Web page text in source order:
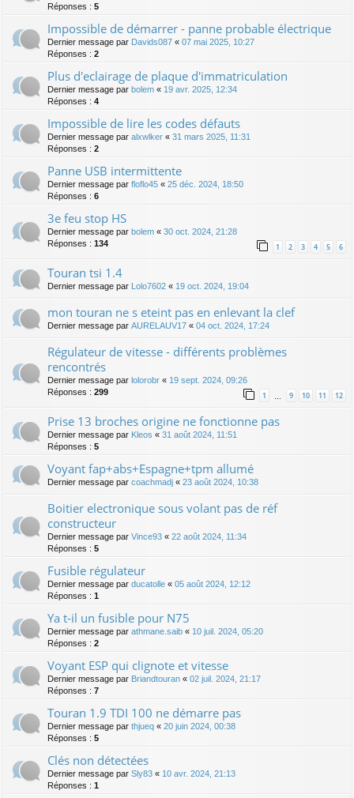
Réponses : 5
Impossible de démarrer - panne probable électrique
Dernier message par Davids087 « 07 mai 2025, 10:27
Réponses : 2
Plus d'eclairage de plaque d'immatriculation
Dernier message par bolem « 19 avr. 2025, 12:34
Réponses : 4
Impossible de lire les codes défauts
Dernier message par alxwlker « 31 mars 2025, 11:31
Réponses : 2
Panne USB intermittente
Dernier message par floflo45 « 25 déc. 2024, 18:50
Réponses : 6
3e feu stop HS
Dernier message par bolem « 30 oct. 2024, 21:28
Réponses : 134 1 2 3 4 5 6
Touran tsi 1.4
Dernier message par Lolo7602 « 19 oct. 2024, 19:04
mon touran ne s eteint pas en enlevant la clef
Dernier message par AURELAUV17 « 04 oct. 2024, 17:24
Régulateur de vitesse - différents problèmes
rencontrés
Dernier message par lolorobr « 19 sept. 2024, 09:26
Réponses : 299 1 9 10 11 12
Prise 13 broches origine ne fonctionne pas
Dernier message par Kleos « 31 août 2024, 11:51
Réponses : 5
Voyant fap+abs+Espagne+tpm allumé
Dernier message par coachmadj « 23 août 2024, 10:38
Boitier electronique sous volant pas de réf
constructeur
Dernier message par Vince93 « 22 août 2024, 11:34
Réponses : 5
Fusible régulateur
Dernier message par ducatolle « 05 août 2024, 12:12
Réponses : 1
Ya t-il un fusible pour N75
Dernier message par athmane.saib « 10 juil. 2024, 05:20
Réponses : 2
Voyant ESP qui clignote et vitesse
Dernier message par Briandtouran « 02 juil. 2024, 21:17
Réponses : 7
Touran 1.9 TDI 100 ne démarre pas
Dernier message par thjueq « 20 juin 2024, 00:38
Réponses : 5
Clés non détectées
Dernier message par Sly83 « 10 avr. 2024, 21:13
Réponses : 1